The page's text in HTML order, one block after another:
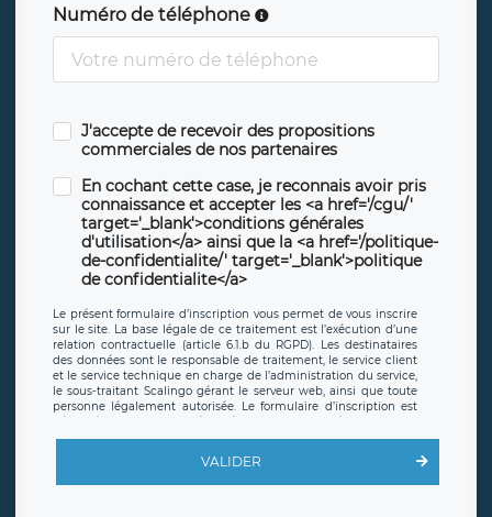
Numéro de téléphone
J'accepte de recevoir des propositions
commerciales de nos partenaires
En cochant cette case, je reconnais avoir pris
connaissance et accepter les <a href='/cgu/'
target='_blank'>conditions générales
d'utilisation</a> ainsi que la <a href='/politique-
de-confidentialite/' target='_blank'>politique
de confidentialite</a>
Le présent formulaire d’inscription vous permet de vous inscrire
sur le site. La base légale de ce traitement est l’exécution d’une
relation contractuelle (article 6.1.b du RGPD). Les destinataires
des données sont le responsable de traitement, le service client
et le service technique en charge de l’administration du service,
le sous-traitant Scalingo gérant le serveur web, ainsi que toute
personne légalement autorisée. Le formulaire d’inscription est
offrant desclauses de protection conformes au RGPD. Les
en sollicite la suppression, étant entendu que vous pouvez
demander la suppression de vos données et retirer votre
VALIDER